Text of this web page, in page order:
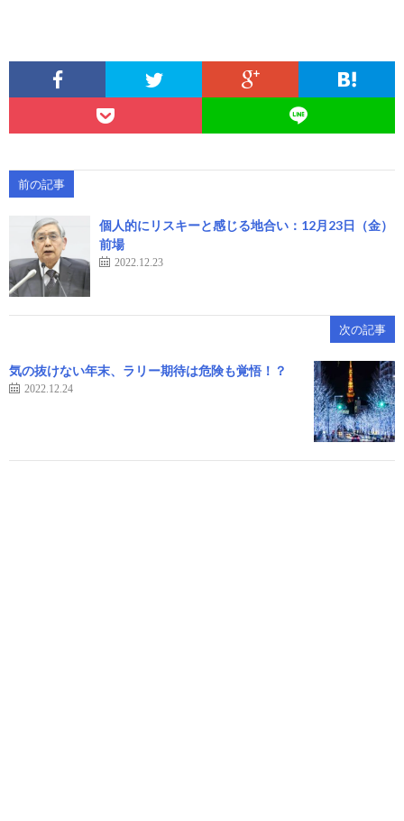
前の記事
個人的にリスキーと感じる地合い：12月23日（金）
前場
2022.12.23
次の記事
気の抜けない年末、ラリー期待は危険も覚悟！？
2022.12.24